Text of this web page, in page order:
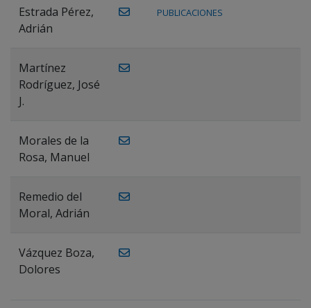
Estrada Pérez,
Adrián
PUBLICACIONES
Martínez
Rodríguez, José
J.
Morales de la
Rosa, Manuel
Remedio del
Moral, Adrián
Vázquez Boza,
Dolores